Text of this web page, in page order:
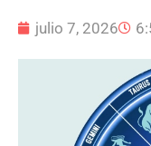
julio 7, 2026